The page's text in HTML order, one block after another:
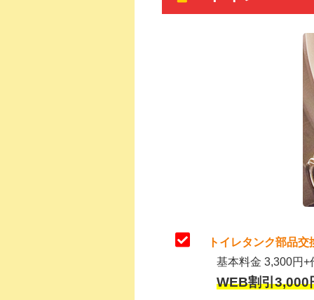
トイレタンク部品
基本料金 3,300円
WEB割引3,000